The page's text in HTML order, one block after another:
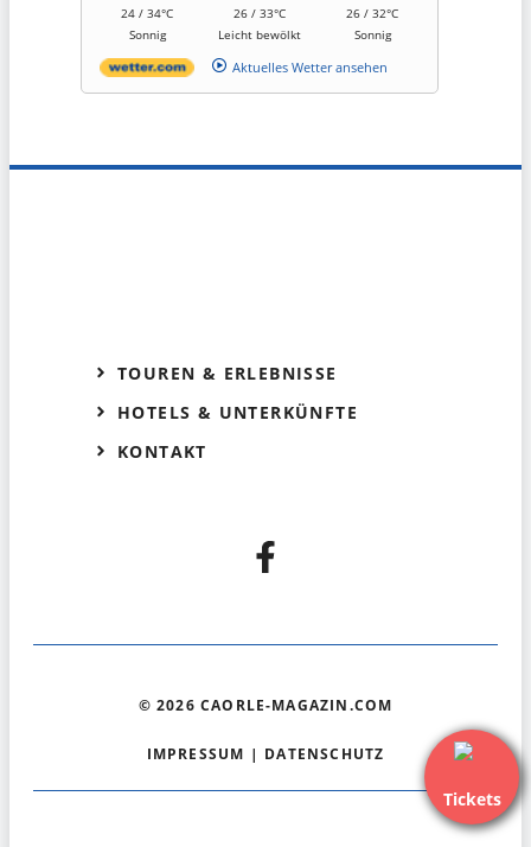
24 / 34°C
Sonnig
26 / 33°C
Leicht bewölkt
26 / 32°C
Sonnig
Aktuelles Wetter ansehen
Tickets
TOUREN & ERLEBNISSE
HOTELS & UNTERKÜNFTE
KONTAKT
© 2026 CAORLE-MAGAZIN.COM
IMPRESSUM | DATENSCHUTZ